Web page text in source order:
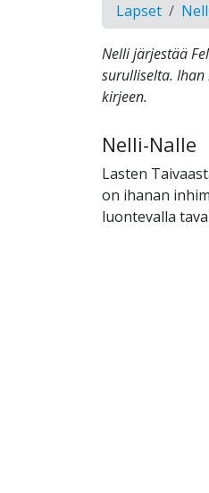
Lapset
Nelli järjestää
surulliselta.
kirjeen.
Nelli-Nalle
Lasten
on ihanan
luontevalla